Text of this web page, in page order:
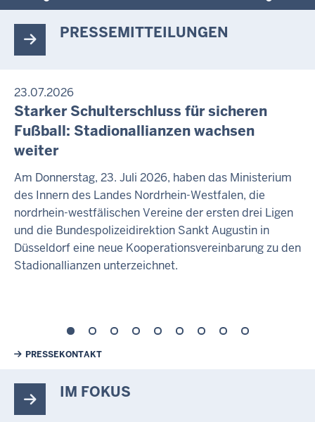
PRESSEMITTEILUNGEN
23.07.2026
Starker Schulterschluss für sicheren
Fußball: Stadionallianzen wachsen
weiter
Am Donnerstag, 23. Juli 2026, haben das Ministerium
des Innern des Landes Nordrhein-Westfalen, die
nordrhein-westfälischen Vereine der ersten drei Ligen
und die Bundespolizeidirektion Sankt Augustin in
Düsseldorf eine neue Kooperationsvereinbarung zu den
Stadionallianzen unterzeichnet.
Weiterführende Links
PRESSEKONTAKT
IM FOKUS